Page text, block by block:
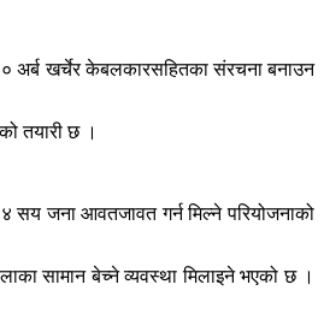
अर्ब खर्चेर केबलकारसहितका संरचना बनाउन
तयारी छ ।
जना आवतजावत गर्न मिल्ने परियोजनाको
सामान बेच्ने व्यवस्था मिलाइने भएको छ ।